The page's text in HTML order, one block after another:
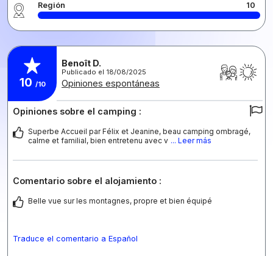
Región 10
10 /10
Benoît D.
Publicado el 18/08/2025
Opiniones espontáneas
Opiniones sobre el camping :
Superbe Accueil par Félix et Jeanine, beau camping ombragé,
calme et familial, bien entretenu avec v ... Leer más
Comentario sobre el alojamiento :
Belle vue sur les montagnes, propre et bien équipé
Traduce el comentario a Español